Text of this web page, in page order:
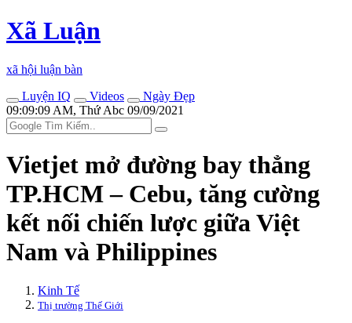
Xã Luận
xã hội luận bàn
Luyện IQ
Videos
Ngày Đẹp
09:09:09 AM, Thứ Abc 09/09/2021
Vietjet mở đường bay thẳng
TP.HCM – Cebu, tăng cường
kết nối chiến lược giữa Việt
Nam và Philippines
Kinh Tế
Thị trường Thế Giới